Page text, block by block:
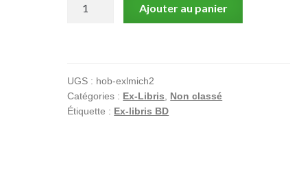
Fée
du
Pays
Ajouter au panier
UGS : hob-exlmich2
Catégories : Ex-Libris
Non classé
Étiquette : Ex-libris BD